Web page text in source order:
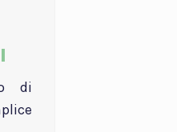
di